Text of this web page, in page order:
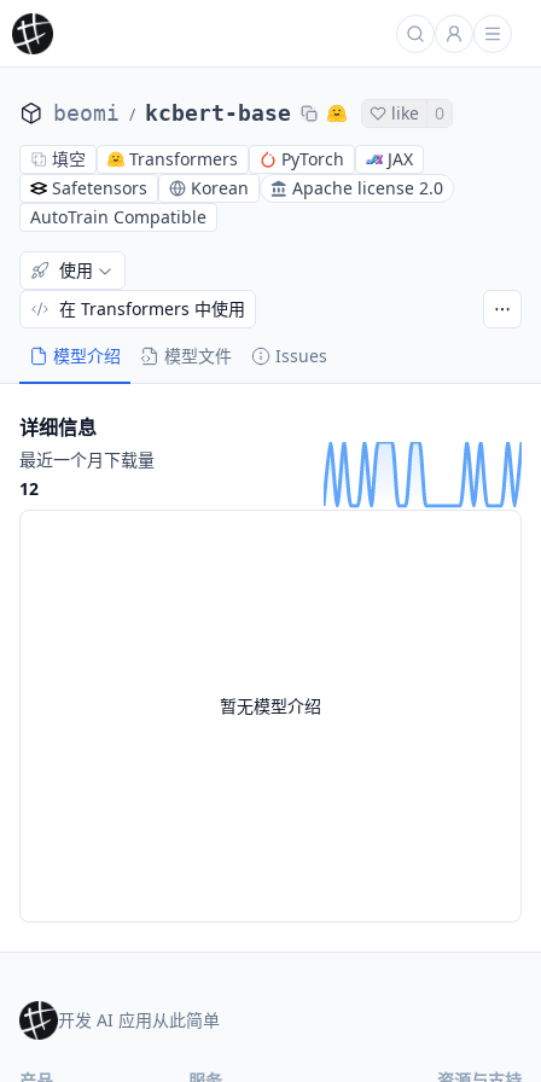
beomi / kcbert-base like
0
填空
Transformers PyTorch
JAX
Safetensors
Korean
Apache license 2.0
AutoTrain Compatible
模型介绍 模型文件 Issues
使用
在 Transformers 中使用
暂无模型介绍
详细信息
最近一个月下载量
12
开发 AI 应用从此简单